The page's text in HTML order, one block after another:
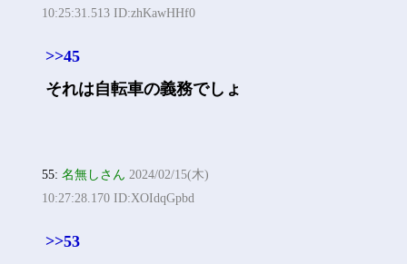
10:25:31.513 ID:zhKawHHf0
>>45
それは自転車の義務でしょ
55:名無しさん 2024/02/15(木)
10:27:28.170 ID:XOIdqGpbd
>>53